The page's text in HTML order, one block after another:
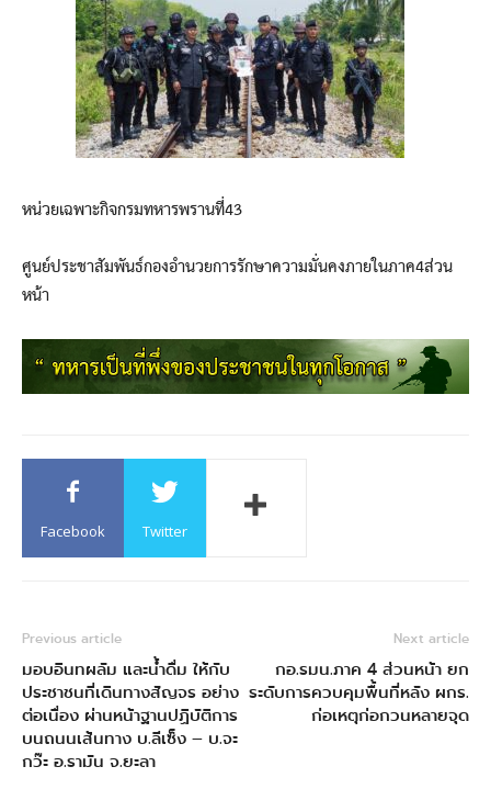
หน่วยเฉพาะกิจกรมทหารพรานที่43
ศูนย์ประชาสัมพันธ์กองอำนวยการรักษาความมั่นคงภายในภาค4ส่วน
หน้า
Facebook Twitter
Previous article
มอบอินทผลัม และน้ำดื่ม ให้กับ
ประชาชนที่เดินทางสัญจร อย่าง
ต่อเนื่อง ผ่านหน้าฐานปฏิบัติการ
บนถนนเส้นทาง บ.ลีเซ็ง – บ.จะ
กว๊ะ อ.รามัน จ.ยะลา
Next article
กอ.รมน.ภาค 4 ส่วนหน้า ยก
ระดับการควบคุมพื้นที่หลัง ผกร.
ก่อเหตุก่อกวนหลายจุด